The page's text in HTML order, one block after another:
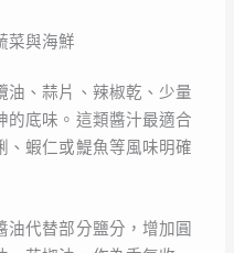
菜與海鮮
油、蒜片、辣椒乾、少量
的底味。這類醬汁最適合
、蝦仁或鯷魚等風味明確
代替部分鹽分，增加圓